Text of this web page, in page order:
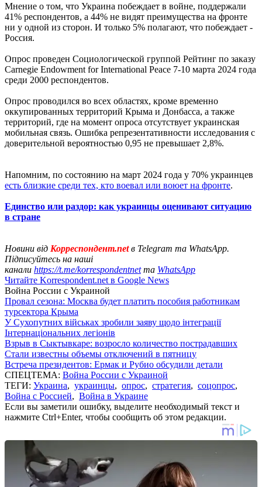
Мнение о том, что Украина побеждает в войне, поддержали
41% респондентов, а 44% не видят преимущества на фронте
ни у одной из сторон. И только 5% полагают, что побеждает -
Россия.
Опрос проведен Социологической группой Рейтинг по заказу
Carnegie Endowment for International Peace 7-10 марта 2024 года
среди 2000 респондентов.
Опрос проводился во всех областях, кроме временно
оккупированных территорий Крыма и Донбасса, а также
территорий, где на момент опроса отсутствует украинская
мобильная связь. Ошибка репрезентативности исследования с
доверительной вероятностью 0,95 не превышает 2,8%.
Напомним, по состоянию на март 2024 года у 70% украинцев
есть близкие среди тех, кто воевал или воюет на фронте.
Единство или раздор: как украинцы оценивают ситуацию
в стране
Новини від Корреспондент.netв Telegram та WhatsApp.
Підписуйтесь на наші
канали https://t.me/korrespondentnetта WhatsApp
Читайте Korrespondent.net в Google News
Война России с Украиной
Провал сезона: Москва будет платить пособия работникам
турсектора Крыма
У Сухопутних військах зробили заяву щодо інтеграції
Інтернаціональних легіонів
Взрыв в Сыктывкаре: возросло количество пострадавших
Стали известны объемы отключений в пятницу
Встреча президентов: Ермак и Рубио обсудили детали
СПЕЦТЕМА: Война России с Украиной
ТЕГИ: Украина, украинцы, опрос, стратегия, соцопрос,
Война с Россией, Война в Украине
Если вы заметили ошибку, выделите необходимый текст и
нажмите Ctrl+Enter, чтобы сообщить об этом редакции.